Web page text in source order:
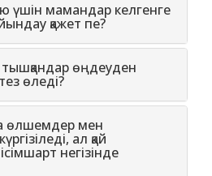
үшін мамандар келгенге
қажет пе?
тышқандар өңдеуден
өледі?
өлшемдер мен
ал қай
негізінде